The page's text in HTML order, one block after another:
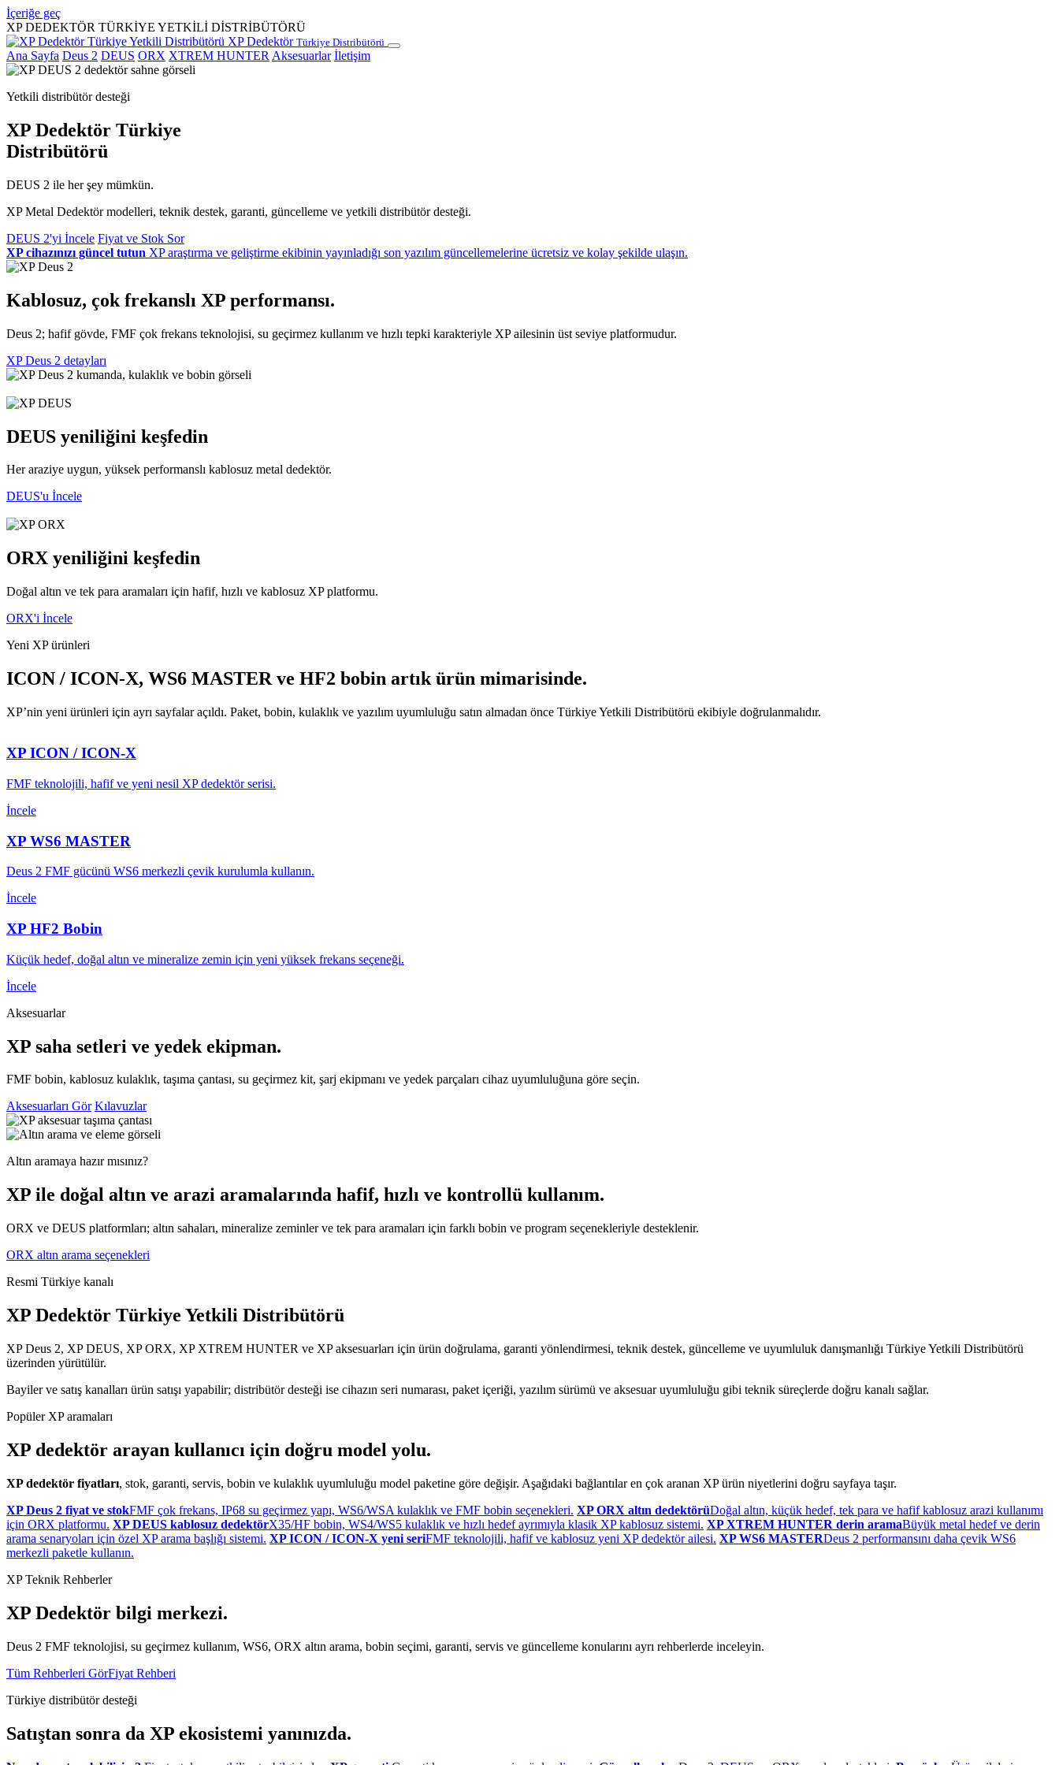
İçeriğe geç
XP DEDEKTÖR TÜRKİYE YETKİLİ DİSTRİBÜTÖRÜ
XP Dedektör Türkiye Distribütörü
Ana Sayfa Deus 2 DEUS ORX XTREM HUNTER Aksesuarlar İletişim
Yetkili distribütör desteği
XP Dedektör Türkiye
Distribütörü
DEUS 2 ile her şey mümkün.
XP Metal Dedektör modelleri, teknik destek, garanti, güncelleme ve yetkili distribütör desteği.
DEUS 2'yi İncele Fiyat ve Stok Sor
XP cihazınızı güncel tutun XP araştırma ve geliştirme ekibinin yayınladığı son yazılım güncellemelerine ücretsiz ve kolay şekilde ulaşın.
Kablosuz, çok frekanslı XP performansı.
Deus 2; hafif gövde, FMF çok frekans teknolojisi, su geçirmez kullanım ve hızlı tepki karakteriyle XP ailesinin üst seviye platformudur.
XP Deus 2 detayları
DEUS yeniliğini keşfedin
Her araziye uygun, yüksek performanslı kablosuz metal dedektör.
DEUS'u İncele
ORX yeniliğini keşfedin
Doğal altın ve tek para aramaları için hafif, hızlı ve kablosuz XP platformu.
ORX'i İncele
Yeni XP ürünleri
ICON / ICON-X, WS6 MASTER ve HF2 bobin artık ürün mimarisinde.
XP’nin yeni ürünleri için ayrı sayfalar açıldı. Paket, bobin, kulaklık ve yazılım uyumluluğu satın almadan önce Türkiye Yetkili Distribütörü ekibiyle doğrulanmalıdır.
XP ICON / ICON-X
FMF teknolojili, hafif ve yeni nesil XP dedektör serisi.
İncele
XP WS6 MASTER
Deus 2 FMF gücünü WS6 merkezli çevik kurulumla kullanın.
İncele
XP HF2 Bobin
Küçük hedef, doğal altın ve mineralize zemin için yeni yüksek frekans seçeneği.
İncele
Aksesuarlar
XP saha setleri ve yedek ekipman.
FMF bobin, kablosuz kulaklık, taşıma çantası, su geçirmez kit, şarj ekipmanı ve yedek parçaları cihaz uyumluluğuna göre seçin.
Aksesuarları Gör Kılavuzlar
Altın aramaya hazır mısınız?
XP ile doğal altın ve arazi aramalarında hafif, hızlı ve kontrollü kullanım.
ORX ve DEUS platformları; altın sahaları, mineralize zeminler ve tek para aramaları için farklı bobin ve program seçenekleriyle desteklenir.
ORX altın arama seçenekleri
Resmi Türkiye kanalı
XP Dedektör Türkiye Yetkili Distribütörü
XP Deus 2, XP DEUS, XP ORX, XP XTREM HUNTER ve XP aksesuarları için ürün doğrulama, garanti yönlendirmesi, teknik destek, güncelleme ve uyumluluk danışmanlığı Türkiye Yetkili Distribütörü
üzerinden yürütülür.
Bayiler ve satış kanalları ürün satışı yapabilir; distribütör desteği ise cihazın seri numarası, paket içeriği, yazılım sürümü ve aksesuar uyumluluğu gibi teknik süreçlerde doğru kanalı sağlar.
Popüler XP aramaları
XP dedektör arayan kullanıcı için doğru model yolu.
XP dedektör fiyatları, stok, garanti, servis, bobin ve kulaklık uyumluluğu model paketine göre değişir. Aşağıdaki bağlantılar en çok aranan XP ürün niyetlerini doğru sayfaya taşır.
XP Deus 2 fiyat ve stokFMF çok frekans, IP68 su geçirmez yapı, WS6/WSA kulaklık ve FMF bobin seçenekleri. XP ORX altın dedektörüDoğal altın, küçük hedef, tek para ve hafif kablosuz arazi kullanımı
için ORX platformu. XP DEUS kablosuz dedektörX35/HF bobin, WS4/WS5 kulaklık ve hızlı hedef ayrımıyla klasik XP kablosuz sistemi. XP XTREM HUNTER derin aramaBüyük metal hedef ve derin
arama senaryoları için özel XP arama başlığı sistemi. XP ICON / ICON-X yeni seriFMF teknolojili, hafif ve kablosuz yeni XP dedektör ailesi. XP WS6 MASTERDeus 2 performansını daha çevik WS6
merkezli paketle kullanın.
XP Teknik Rehberler
XP Dedektör bilgi merkezi.
Deus 2 FMF teknolojisi, su geçirmez kullanım, WS6, ORX altın arama, bobin seçimi, garanti, servis ve güncelleme konularını ayrı rehberlerde inceleyin.
Tüm Rehberleri GörFiyat Rehberi
Türkiye distribütör desteği
Satıştan sonra da XP ekosistemi yanınızda.